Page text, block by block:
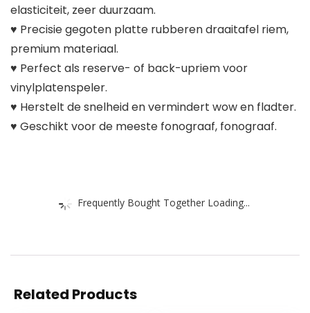
elasticiteit, zeer duurzaam.
♥ Precisie gegoten platte rubberen draaitafel riem,
premium materiaal.
♥ Perfect als reserve- of back-upriem voor
vinylplatenspeler.
♥ Herstelt de snelheid en vermindert wow en fladter.
♥ Geschikt voor de meeste fonograaf, fonograaf.
Frequently Bought Together Loading...
Related Products